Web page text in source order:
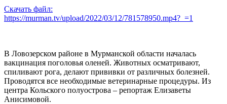
Скачать файл:
https://murman.tv/upload/2022/03/12/781578950.mp4?_=1
В Ловозерском районе в Мурманской области началась
вакцинация поголовья оленей. Животных осматривают,
спиливают рога, делают прививки от различных болезней.
Проводятся все необходимые ветеринарные процедуры. Из
центра Кольского полуострова – репортаж Елизаветы
Анисимовой.